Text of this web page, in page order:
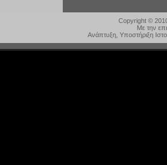
Copyright ©
Με την
Ανάπτυξη, Υποστήριξη